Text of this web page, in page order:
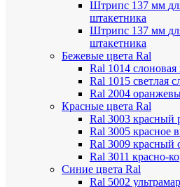
Штрипс 137 мм
штакетника
Штрипс 137 мм
штакетника
Бежевые цвета Ral
Ral 1014 слоновая
Ral 1015 светлая
Ral 2004
Красные цвета Ral
Ral 3003 красный
Ral 3005 красное
Ral 3009 красный
Ral 3011 красно-
Синие цвета Ral
Ral 5002